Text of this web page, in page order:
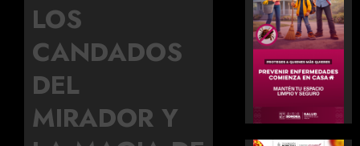
LOS
CANDADOS
DEL
MIRADOR Y